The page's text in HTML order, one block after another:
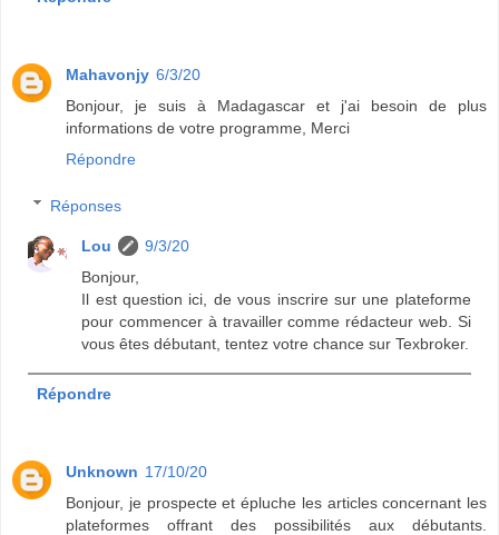
Mahavonjy 6/3/20
Bonjour, je suis à Madagascar et j'ai besoin de plus
informations de votre programme, Merci
Répondre
Réponses
Lou
9/3/20
Bonjour,
Il est question ici, de vous inscrire sur une plateforme
pour commencer à travailler comme rédacteur web. Si
vous êtes débutant, tentez votre chance sur Texbroker.
Répondre
Unknown 17/10/20
Bonjour, je prospecte et épluche les articles concernant les
plateformes offrant des possibilités aux débutants.